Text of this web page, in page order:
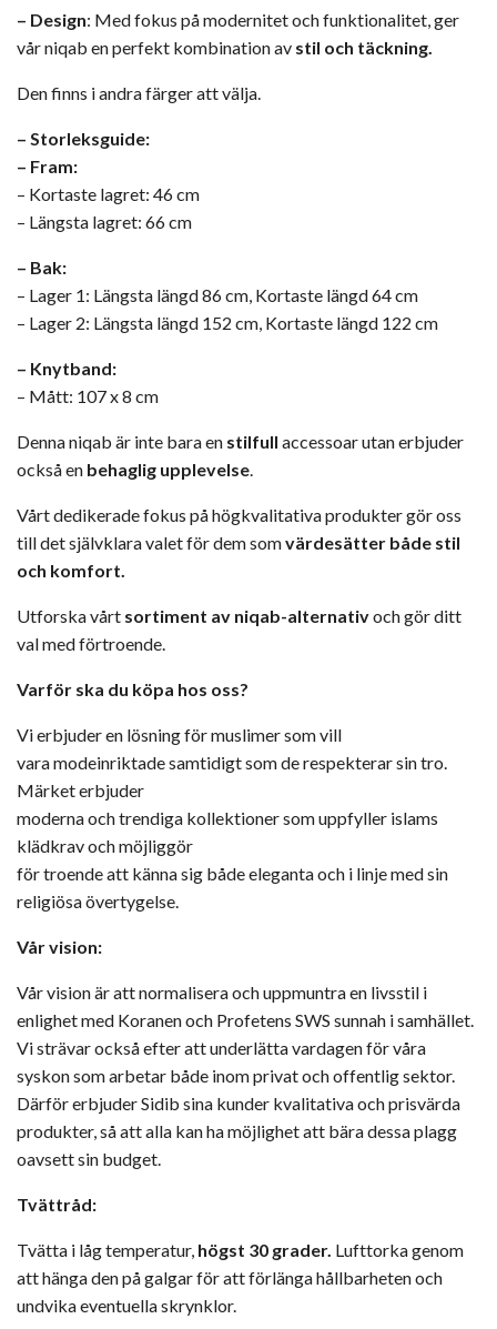
– Design: Med fokus på modernitet och funktionalitet, ger
vår niqab en perfekt kombination av stil och täckning.
Den finns i andra färger att välja.
– Storleksguide:
– Fram:
– Kortaste lagret: 46 cm
– Längsta lagret: 66 cm
– Bak:
– Lager 1: Längsta längd 86 cm, Kortaste längd 64 cm
– Lager 2: Längsta längd 152 cm, Kortaste längd 122 cm
– Knytband:
– Mått: 107 x 8 cm
Denna niqab är inte bara en stilfull accessoar utan erbjuder
också en behaglig upplevelse.
Vårt dedikerade fokus på högkvalitativa produkter gör oss
till det självklara valet för dem somvärdesätter både stil
och komfort.
Utforska vårt sortiment av niqab-alternativoch gör ditt
val med förtroende.
Varför ska du köpa hos oss?
Vi erbjuder en lösning för muslimer som vill
vara modeinriktade samtidigt som de respekterar sin tro.
Märket erbjuder
moderna och trendiga kollektioner som uppfyller islams
klädkrav och möjliggör
för troende att känna sig både eleganta och i linje med sin
religiösa övertygelse.
Vår vision:
Vår vision är att normalisera och uppmuntra en livsstil i
enlighet med Koranen och Profetens SWS sunnah i samhället.
Vi strävar också efter att underlätta vardagen för våra
syskon som arbetar både inom privat och offentlig sektor.
Därför erbjuder Sidib sina kunder kvalitativa och prisvärda
produkter, så att alla kan ha möjlighet att bära dessa plagg
oavsett sin budget.
Tvättråd:
Tvätta i låg temperatur, högst 30 grader. Lufttorka genom
att hänga den på galgar för att förlänga hållbarheten och
undvika eventuella skrynklor.